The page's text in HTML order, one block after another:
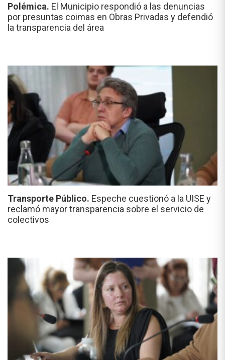
Polémica. El Municipio respondió a las denuncias
por presuntas coimas en Obras Privadas y defendió
la transparencia del área
Transporte Público. Espeche cuestionó a la UISE y
reclamó mayor transparencia sobre el servicio de
colectivos